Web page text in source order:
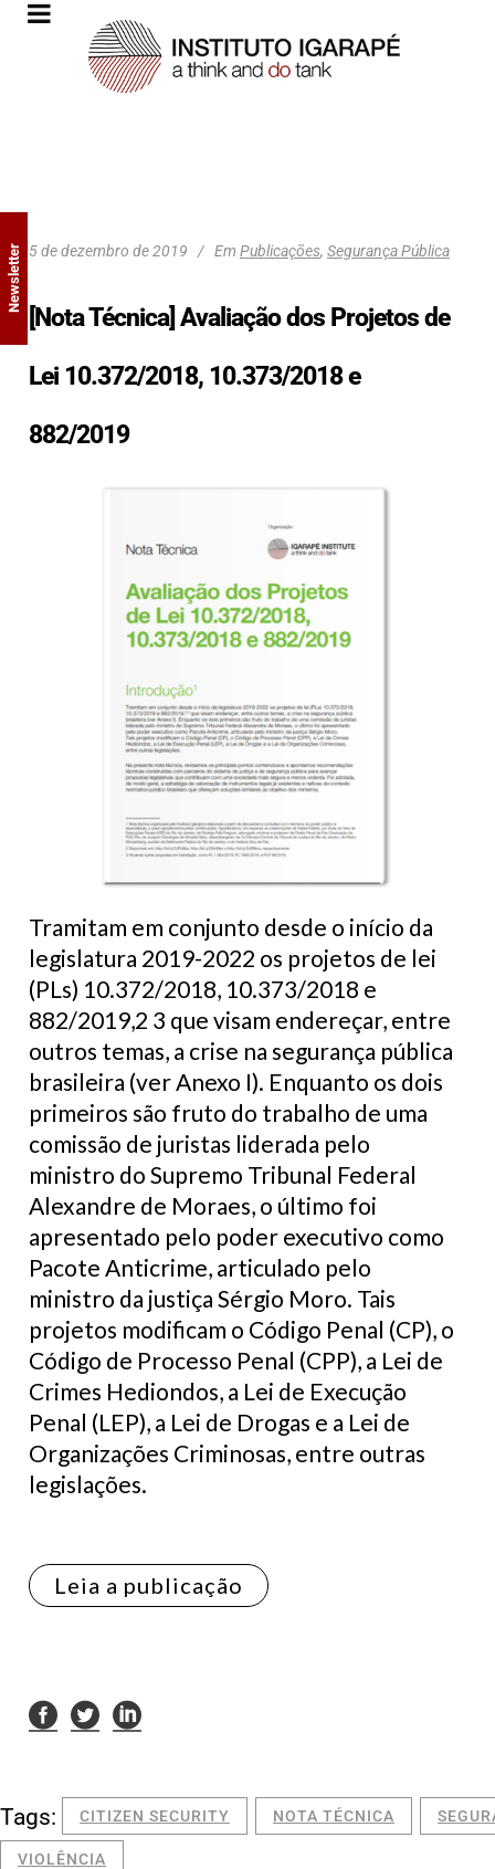
5 de dezembro de 2019 Em Publicações, Segurança Pública
[Nota Técnica] Avaliação dos Projetos de
Lei 10.372/2018, 10.373/2018 e
882/2019
Tramitam em conjunto desde o início da
legislatura 2019-2022 os projetos de lei
(PLs) 10.372/2018, 10.373/2018 e
882/2019,2 3 que visam endereçar, entre
outros temas, a crise na segurança pública
brasileira (ver Anexo I). Enquanto os dois
primeiros são fruto do trabalho de uma
comissão de juristas liderada pelo
ministro do Supremo Tribunal Federal
Alexandre de Moraes, o último foi
apresentado pelo poder executivo como
Pacote Anticrime, articulado pelo
ministro da justiça Sérgio Moro. Tais
projetos modificam o Código Penal (CP), o
Código de Processo Penal (CPP), a Lei de
Crimes Hediondos, a Lei de Execução
Penal (LEP), a Lei de Drogas e a Lei de
Organizações Criminosas, entre outras
legislações.
Leia a publicação
Tags: CITIZEN SECURITY NOTA TÉCNICA
VIOLÊNCIA
Newsletter